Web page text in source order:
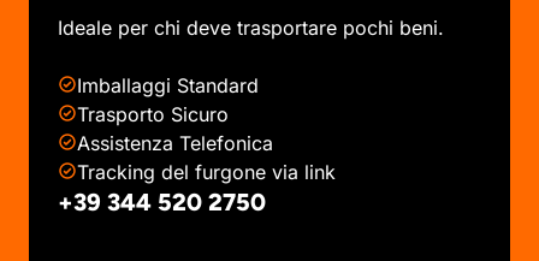
Ideale per chi deve trasportare pochi beni.
Imballaggi Standard
Trasporto Sicuro
Assistenza Telefonica
Tracking del furgone via link
+39 344 520 2750